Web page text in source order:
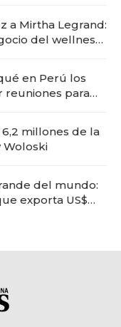
a Mirtha Legrand:
del wellness
en Perú los
reuniones para
millones de la
Woloski
del mundo:
exporta US$